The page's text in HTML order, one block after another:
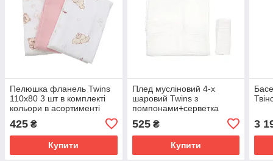
Пелюшка фланель Twins
110х80 3 шт в комплекті
кольори в асортименті
425 ₴
Купити
Плед мусліновий 4-х
шаровий Twins з
помпонами+серветка
525₴
Купити
3